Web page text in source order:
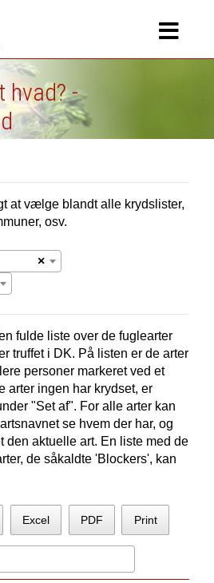
hvad? -
at vælge blandt alle krydslister,
osv.
×
fulde liste over de fuglearter
truffet i DK. På listen er de arter
personer markeret ved et
arter ingen har krydset, er
"Set af". For alle arter kan
se hvem der har, og
den aktuelle art. En liste med de
de såkaldte 'Blockers', kan
Excel PDF Print